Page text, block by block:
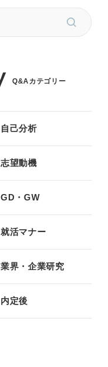
Q&Aカテゴリー
自己分析
志望動機
GD・GW
就活マナー
業界・企業研究
内定後